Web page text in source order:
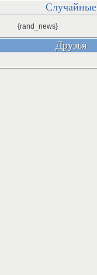
Случайные
{rand_news}
Друзья